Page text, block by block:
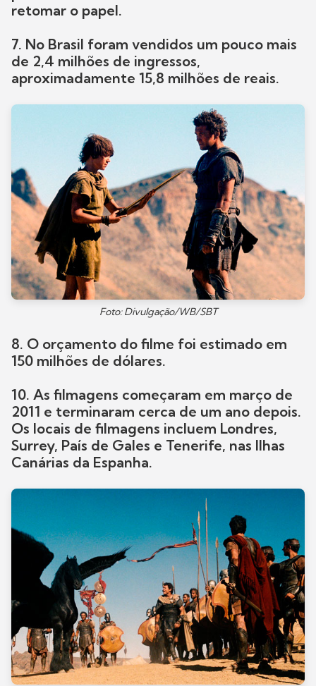
retomar o papel.
7. No Brasil foram vendidos um pouco mais
de 2,4 milhões de ingressos,
aproximadamente 15,8 milhões de reais.
Foto: Divulgação/WB/SBT
8. O orçamento do filme foi estimado em
150 milhões de dólares.
10. As filmagens começaram em março de
2011 e terminaram cerca de um ano depois.
Os locais de filmagens incluem Londres,
Surrey, País de Gales e Tenerife, nas Ilhas
Canárias da Espanha.